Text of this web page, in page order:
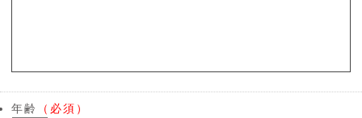
年齢 （必須）